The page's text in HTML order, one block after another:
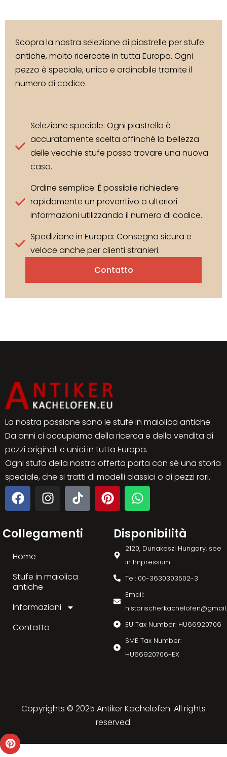
Scopra la nostra selezione di piastrelle per stufe
antiche, molto ricercate in tutta Europa. Ogni
pezzo è speciale, unico e ordinabile tramite il
numero di codice.
Selezione speciale: Ogni piastrella è
accuratamente scelta affinché la bellezza
delle vecchie stufe possa trovare una nuova
casa.
Ordine semplice: È possibile richiedere
rapidamente un preventivo o ulteriori
informazioni utilizzando il numero di codice.
Spedizione in Europa: Consegna sicura e
veloce anche per clienti stranieri.
Contatto
La nostra passione sono le stufe in maiolica antiche.
Da anni ci occupiamo della ricerca e della vendita di
pezzi originali e unici in tutta Europa.
Ogni stufa della nostra offerta porta con sé una storia
speciale, che si tratti di modelli classici o di pezzi rari.
Collegamenti
Home
Stufe in maiolica
antiche
Informazioni
Contatto
Disponibilità
2120, Dunakeszi Hungary, see
in Impressum
Tel: 00-3630303502-3
Email:
EU Tax Number: HU66920706
SME Tax Number:
HU66920706-EX
Copyrights © 2025 Antiker Kachelofen. All rights
reserved.